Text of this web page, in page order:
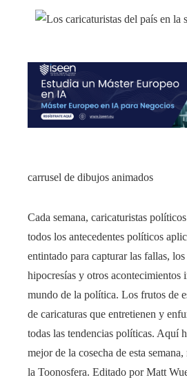
carrusel de dibujos animados
Cada semana, caricaturistas
todos los antecedentes políticos
entintado para capturar las fallas, los
hipocresías y otros acontecimientos
mundo de la política. Los frutos de
de caricaturas que entretienen y
todas las tendencias políticas. Aquí
mejor de la cosecha de esta
la Toonosfera. Editado por Matt